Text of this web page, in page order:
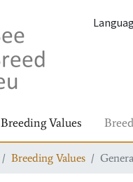
Breeding Values
Breeding Values